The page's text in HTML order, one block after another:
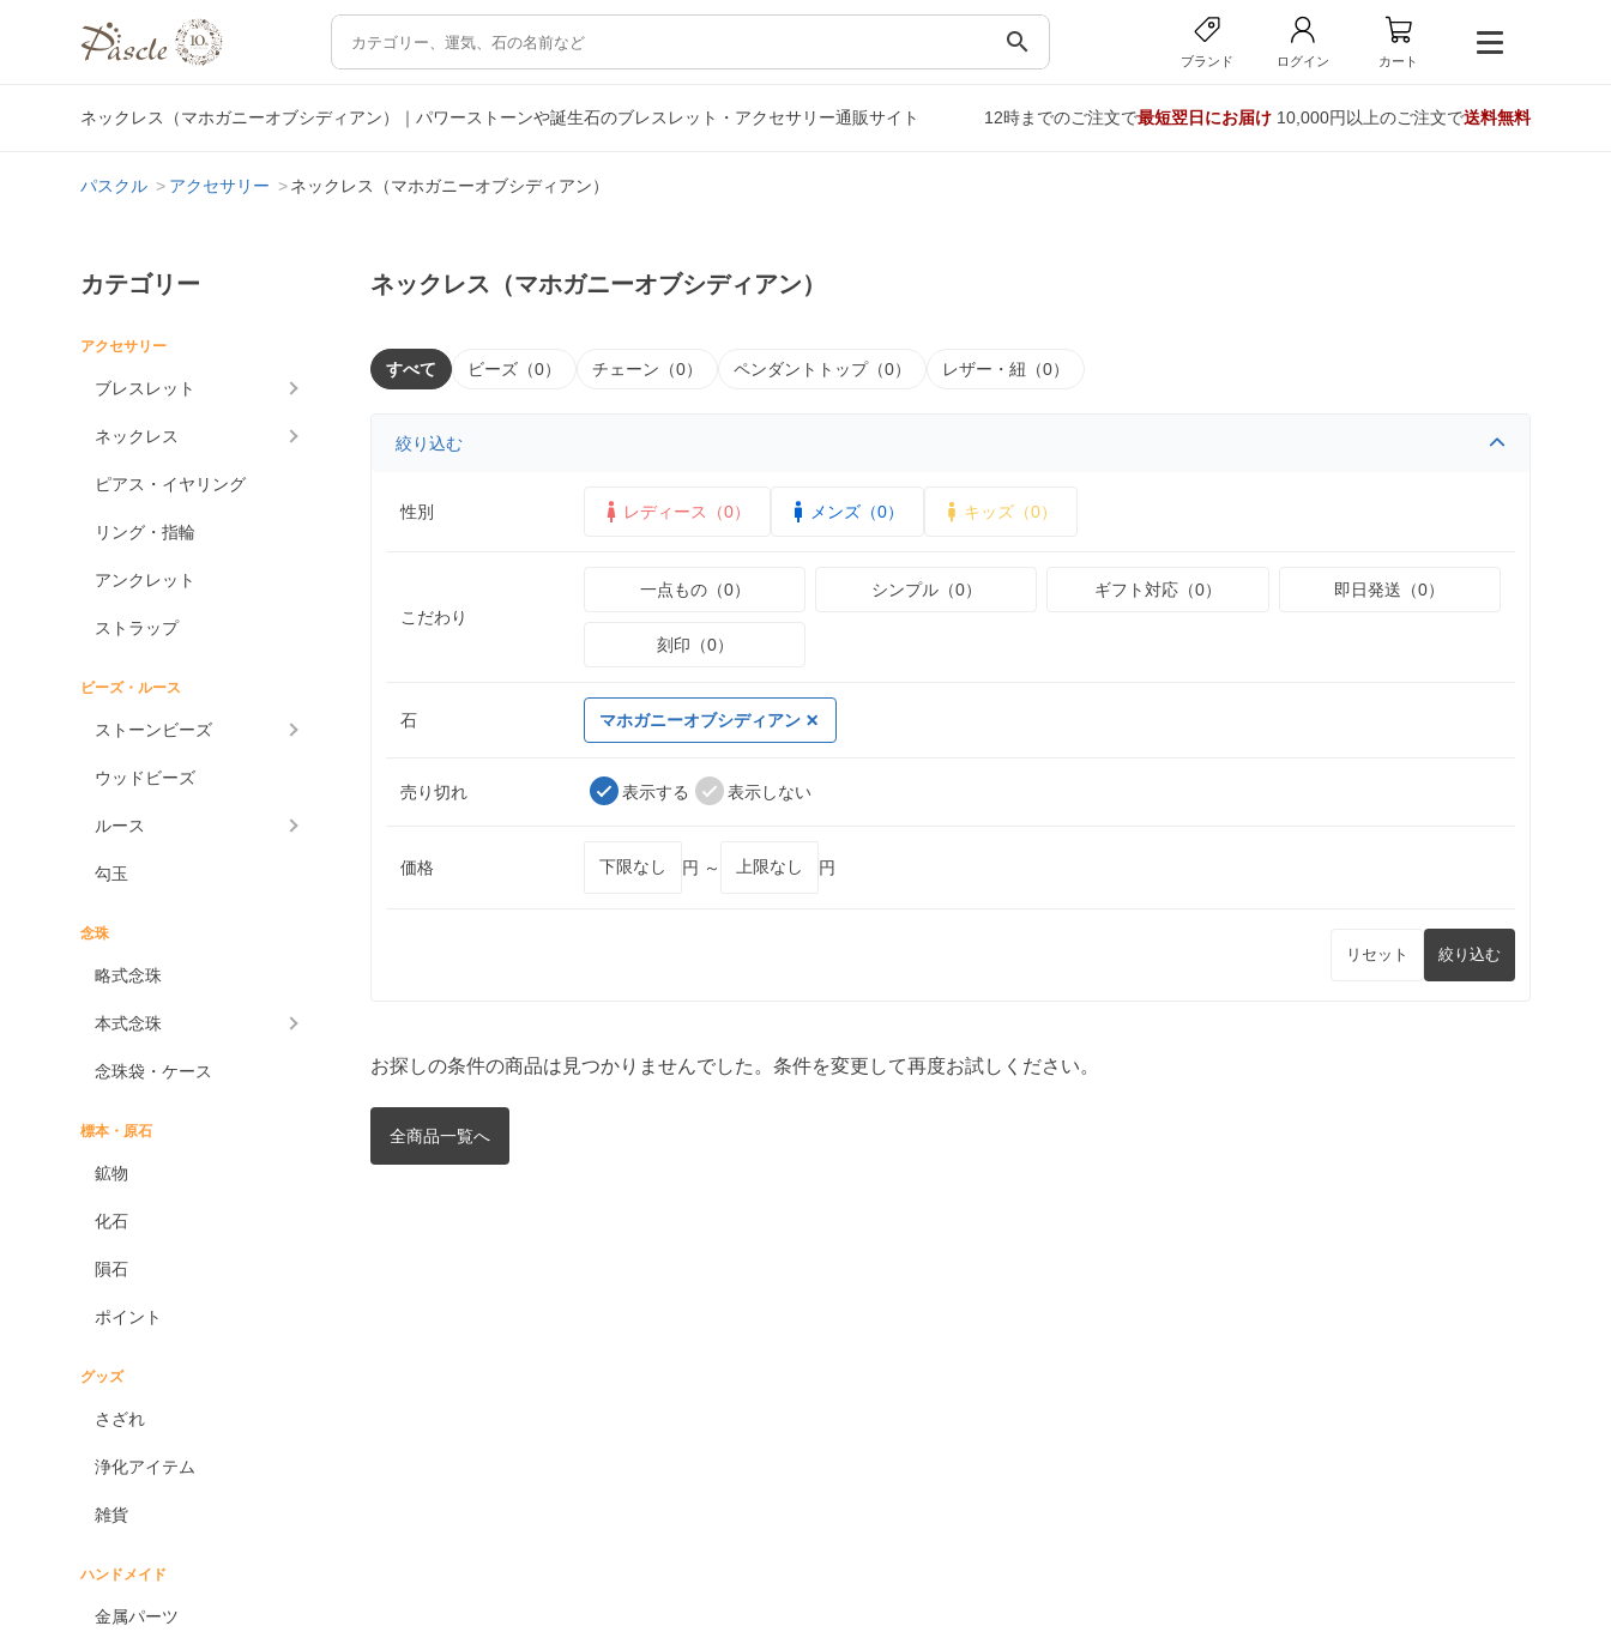
search
ブランド ログイン カート
ネックレス（マホガニーオブシディアン）｜パワーストーンや誕生石のブレスレット・アクセサリー通販サイト 12時までのご注文で最短翌日にお届け10,000円以上のご注文で送料無料
パスクル アクセサリー ネックレス（マホガニーオブシディアン）
カテゴリー
アクセサリー
ブレスレット
ネックレス
ピアス・イヤリング
リング・指輪
アンクレット
ストラップ
ビーズ・ルース
ストーンビーズ
ウッドビーズ
ルース
勾玉
念珠
略式念珠
本式念珠
念珠袋・ケース
標本・原石
鉱物
化石
隕石
ポイント
グッズ
さざれ
浄化アイテム
雑貨
ハンドメイド
金属パーツ
ネックレス（マホガニーオブシディアン）
すべて ビーズ（0） チェーン（0） ペンダントトップ（0） レザー・紐（0）
絞り込む
性別 レディース（0） メンズ（0） キッズ（0）
こだわり
一点もの（0） シンプル（0） ギフト対応（0） 即日発送（0）
刻印（0）
石 マホガニーオブシディアン
売り切れ 表示する 表示しない
価格 円 ～ 円
リセット 絞り込む
お探しの条件の商品は見つかりませんでした。条件を変更して再度お試しください。
全商品一覧へ